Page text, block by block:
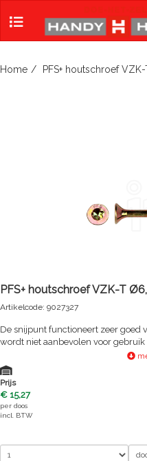
Home PFS+ houtschroef
PFS+ houtschroef VZK-T
Artikelcode: 9027327
De snijpunt functioneert zeer
wordt niet aanbevolen voor
Prijs
€ 15,27
per doos
incl. BTW